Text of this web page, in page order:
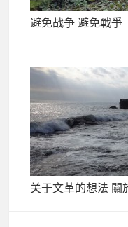
避免战争 避免戰爭
关于文革的想法 關